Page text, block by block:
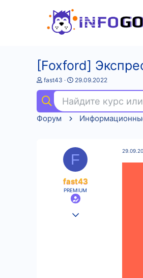
[Foxford]
А
т
о
р
т
fast43
Д
т
а
н
а
29.09.2022
Найдите курс
Форум
F
fast43
PREMIUM